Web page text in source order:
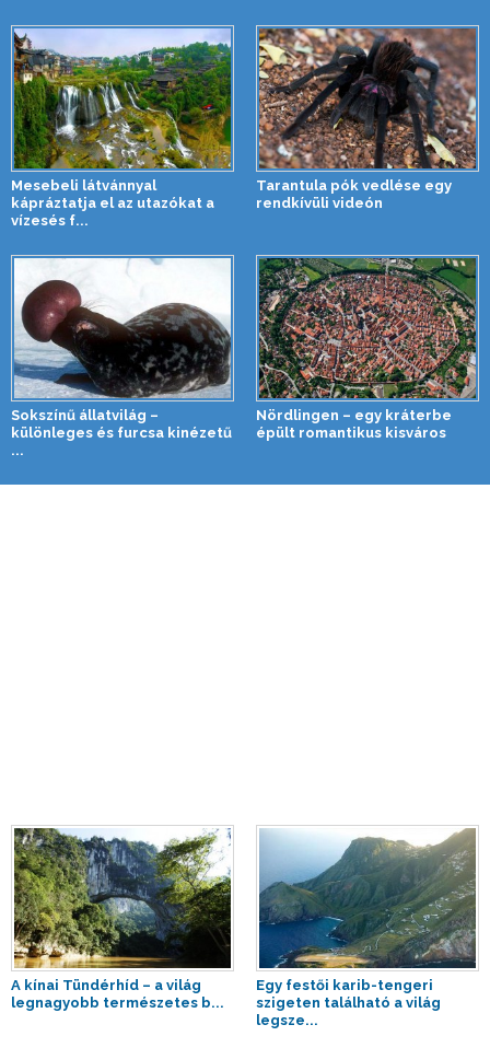
Mesebeli látvánnyal
kápráztatja el az utazókat a
vízesés f...
Tarantula pók vedlése egy
rendkívüli videón
Sokszínű állatvilág –
különleges és furcsa kinézetű
...
Nördlingen – egy kráterbe
épült romantikus kisváros
A kínai Tündérhíd – a világ
legnagyobb természetes b...
Egy festői karib-tengeri
szigeten található a világ
legsze...